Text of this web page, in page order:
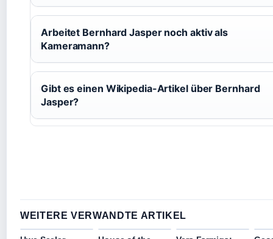
Arbeitet Bernhard Jasper noch aktiv als
Kameramann?
Gibt es einen Wikipedia-Artikel über Bernhard
Jasper?
WEITERE VERWANDTE ARTIKEL